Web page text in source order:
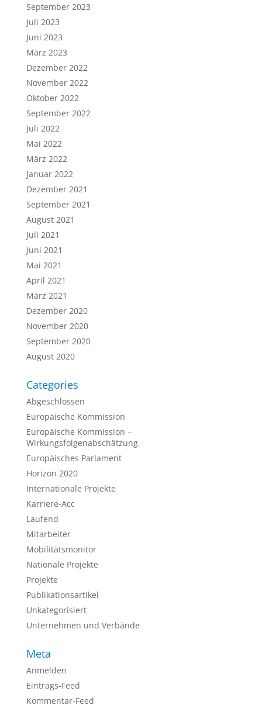
September 2023
Juli 2023
Juni 2023
März 2023
Dezember 2022
November 2022
Oktober 2022
September 2022
Juli 2022
Mai 2022
März 2022
Januar 2022
Dezember 2021
September 2021
August 2021
Juli 2021
Juni 2021
Mai 2021
April 2021
März 2021
Dezember 2020
November 2020
September 2020
August 2020
Categories
Abgeschlossen
Europäische Kommission
Europäische Kommission –
Wirkungsfolgenabschätzung
Europäisches Parlament
Horizon 2020
Internationale Projekte
Karriere-Acc
Laufend
Mitarbeiter
Mobilitätsmonitor
Nationale Projekte
Projekte
Publikationsartikel
Unkategorisiert
Unternehmen und Verbände
Meta
Anmelden
Eintrags-Feed
Kommentar-Feed